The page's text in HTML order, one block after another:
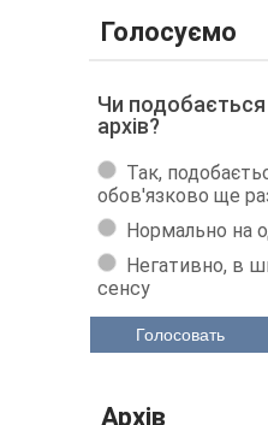
Голосуємо
Чи
архів?
Так,
обов'язково ще
Нормально на
Негативно, в
сенсу
Голосовать
Архів